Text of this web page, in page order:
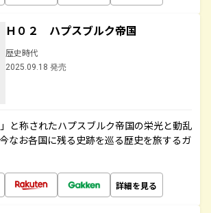
Ｈ０２ ハプスブルク帝国
歴史時代
2025.09.18 発売
」と称されたハプスブルク帝国の栄光と動乱
なお各国に残る史跡を巡る歴史を旅するガ
詳細を見る